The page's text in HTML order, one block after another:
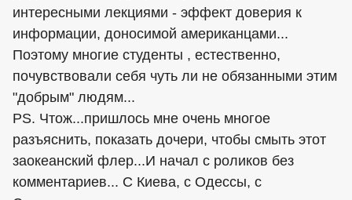
интересными лекциями - эффект доверия к
информации, доносимой американцами...
Поэтому многие студенты , естественно,
почувствовали себя чуть ли не обязанными этим
"добрым" людям...
PS. Чтож...пришлось мне очень многое
разъяснить, показать дочери, чтобы смыть этот
заокеанский флер...И начал с роликов без
комментариев... С Киева, с Одессы, с